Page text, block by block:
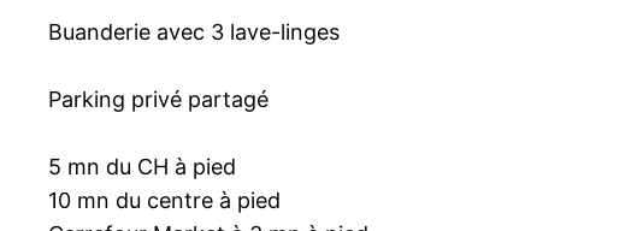
Buanderie avec 3 lave-linges
Parking privé partagé
5 mn du CH à pied
10 mn du centre à pied